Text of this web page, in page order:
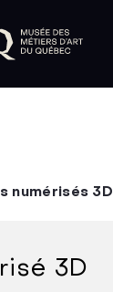
numérisés 3D
3D